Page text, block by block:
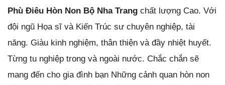
Phù Điêu Hòn Non Bộ Nha Trang chất lượng Cao. Với
đội ngũ Họa sĩ và Kiến Trúc sư chuyên nghiệp, tài
năng. Giàu kinh nghiệm, thân thiện và đầy nhiệt huyết.
Từng tu nghiệp trong và ngoài nước. Chắc chắn sẽ
mang đến cho gia đình bạn Những cảnh quan hòn non